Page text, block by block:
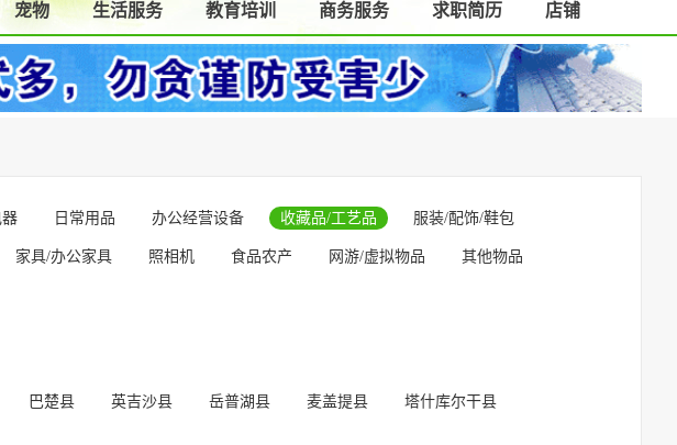
宠物 生活服务 教育培训 商务服务 求职简历 店铺
日常用品 办公经营设备 收藏品/工艺品 服装/配饰/鞋包
家具/办公家具 照相机 食品农产 网游/虚拟物品 其他物品
巴楚县 英吉沙县 岳普湖县 麦盖提县 塔什库尔干县